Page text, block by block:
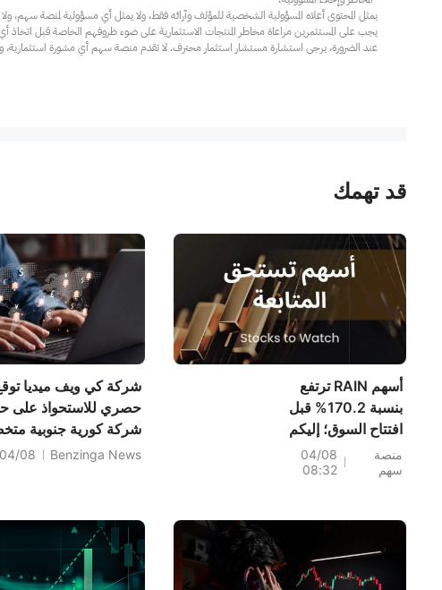
عند الضرورة، يرجى استشارة مستشار استثمار محترف. لا تقدم منصة سهم أي مشورة استثمارية،
قد تهمك
أسهم RAIN ترتفع
بنسبة 170.2% قبل
افتتاح السوق؛ إليكم
20 سهماً تشهد
تحركات قبل افتتاح
منصة
سهم
04/08
08:32
شركة كي ويف ميديا
حصري للاستحواذ على
شركة كورية جنوبية
أشباه الموصلات؛ ولم
Benzinga News
04/08 13:02